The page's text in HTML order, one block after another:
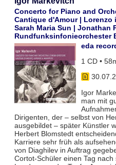
Concerto for Piano and
Cantique d'Amour | Lorenzo
Sarah Maria Sun | Jonathan
Rundfunksinfonieorchester
eda
1 CD •
Igor
man mit
Dirigenten, der – selbst von
ausgebildet – später Künstler
Herbert Blomstedt
Karriere sehr früh als
von Diaghilev in Auftrag
Cortot-Schüler einen Tag